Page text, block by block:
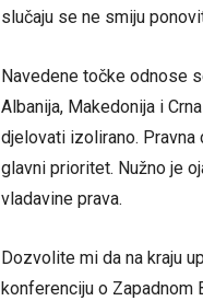
slučaju se ne smiju
Navedene točke odnose
Albanija, Makedonija i
djelovati izolirano. Pravna
glavni prioritet. Nužno je
vladavine prava.
Dozvolite mi da na kraju
konferenciju o Zapadnom